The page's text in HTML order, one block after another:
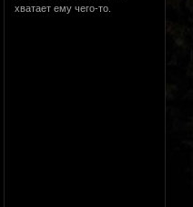
хватает ему чего-то.